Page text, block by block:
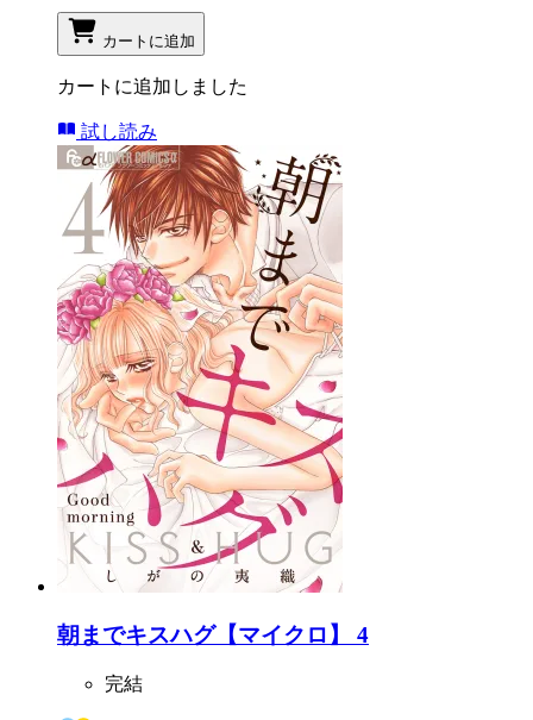
カートに追加
カートに追加しました
試し読み
朝までキスハグ【マイクロ】 4
完結